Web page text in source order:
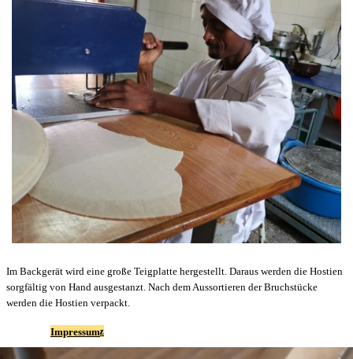
Im Backgerät wird eine große Teigplatte hergestellt. Daraus werden die Hostien
sorgfältig von Hand ausgestanzt. Nach dem Aussortieren der Bruchstücke
werden die Hostien verpackt.
Datenschutz
Impressum